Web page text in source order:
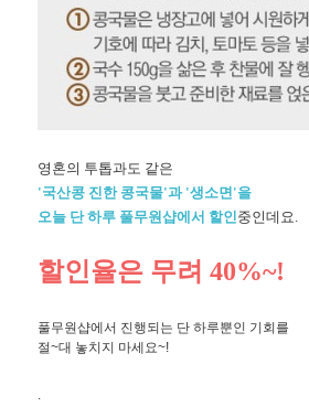
영혼의 투톱과도 같은
'국산콩 진한 콩국물'과 '생소면'을
오늘 단 하루 풀무원샵에서 할인 중인데요.
할인율은 무려 40%~!
풀무원샵에서 진행되는 단 하루뿐인 기회를
절~대 놓치지 마세요~!